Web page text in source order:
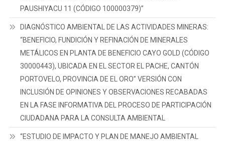
PAUSHIYACU 11 (CÓDIGO 100000379)”
DIAGNÓSTICO AMBIENTAL DE LAS ACTIVIDADES MINERAS:
“BENEFICIO, FUNDICIÓN Y REFINACIÓN DE MINERALES
METÁLICOS EN PLANTA DE BENEFICIO CAYO GOLD (CÓDIGO
30000443), UBICADA EN EL SECTOR EL PACHE, CANTÓN
PORTOVELO, PROVINCIA DE EL ORO” VERSIÓN CON
INCLUSIÓN DE OPINIONES Y OBSERVACIONES RECABADAS
EN LA FASE INFORMATIVA DEL PROCESO DE PARTICIPACIÓN
CIUDADANA PARA LA CONSULTA AMBIENTAL
“ESTUDIO DE IMPACTO Y PLAN DE MANEJO AMBIENTAL